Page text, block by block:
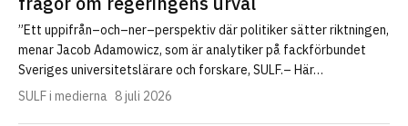
”Ett uppifrån–och–ner–perspektiv där politiker sätter riktningen,
menar Jacob Adamowicz, som är analytiker på fackförbundet
Sveriges universitetslärare och forskare, SULF.– Här…
SULF i medierna 8 juli 2026